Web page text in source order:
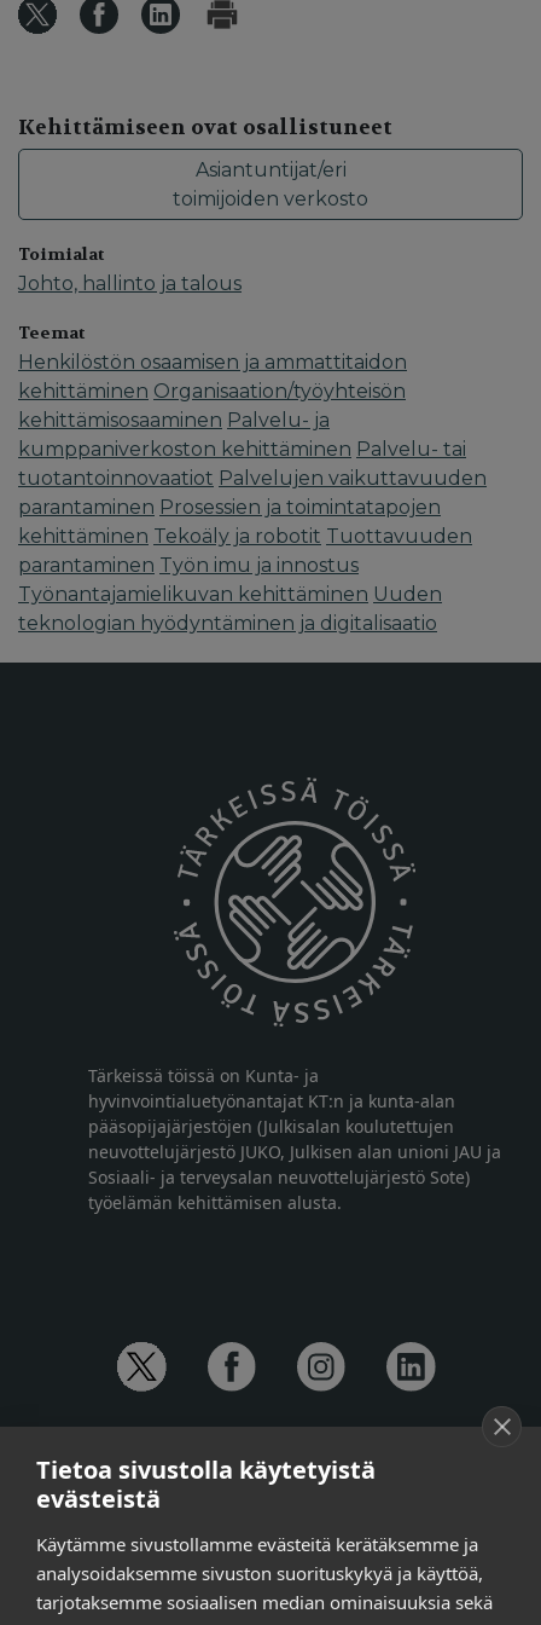
Kehittämiseen ovat osallistuneet
Asiantuntijat/eri
toimijoiden verkosto
Toimialat
Johto, hallinto ja talous
Teemat
Henkilöstön osaamisen ja ammattitaidon
kehittäminen Organisaation/työyhteisön
kehittämisosaaminen Palvelu- ja
kumppaniverkoston kehittäminen Palvelu- tai
tuotantoinnovaatiot Palvelujen vaikuttavuuden
parantaminen Prosessien ja toimintatapojen
kehittäminen Tekoäly ja robotit Tuottavuuden
parantaminen Työn imu ja innostus
Työnantajamielikuvan kehittäminen Uuden
teknologian hyödyntäminen ja digitalisaatio
Tärkeissä töissä on Kunta- ja
hyvinvointialuetyönantajat KT:n ja kunta-alan
pääsopijajärjestöjen (Julkisalan koulutettujen
neuvottelujärjestö JUKO, Julkisen alan unioni JAU ja
Sosiaali- ja terveysalan neuvottelujärjestö Sote)
työelämän kehittämisen alusta.
Anna-Mari Jaanu, kehittämispäällikkö,
puh. +358 50 572 4620
Henna Honkalo,
viestintäpäällikkö,
puh. +358 50 479 6618
Ilari Raiski, viestintä- ja tapahtumakoordinaattori,
Tietoa sivustolla käytetyistä
evästeistä
Käytämme sivustollamme evästeitä kerätäksemme ja
analysoidaksemme sivuston suorituskykyä ja käyttöä,
tarjotaksemme sosiaalisen median ominaisuuksia sekä